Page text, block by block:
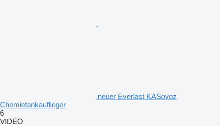
neuer Everlast KASovoz
Chemietankauflieger
6
VIDEO